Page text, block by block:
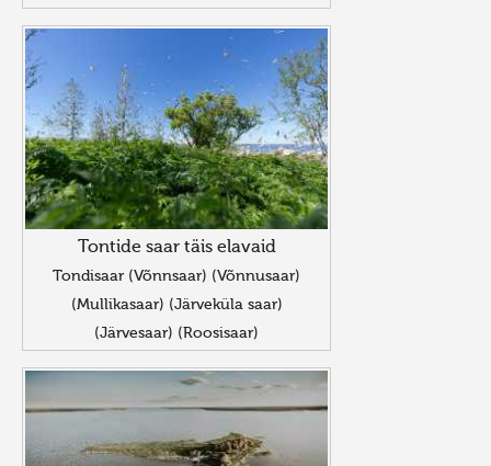
Tontide saar täis elavaid
Tondisaar (Võnnsaar) (Võnnusaar)
(Mullikasaar) (Järveküla saar)
(Järvesaar) (Roosisaar)